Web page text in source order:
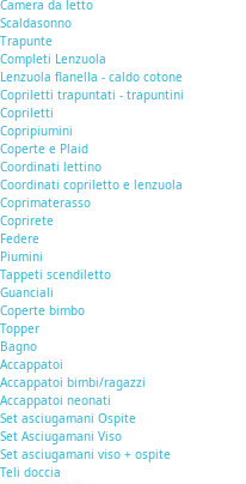
Camera da letto
Scaldasonno
Trapunte
Completi Lenzuola
Lenzuola flanella - caldo cotone
Copriletti trapuntati - trapuntini
Copriletti
Copripiumini
Coperte e Plaid
Coordinati lettino
Coordinati copriletto e lenzuola
Coprimaterasso
Coprirete
Federe
Piumini
Tappeti scendiletto
Guanciali
Coperte bimbo
Topper
Bagno
Accappatoi
Accappatoi bimbi/ragazzi
Accappatoi neonati
Set asciugamani Ospite
Set Asciugamani Viso
Set asciugamani viso + ospite
Teli doccia